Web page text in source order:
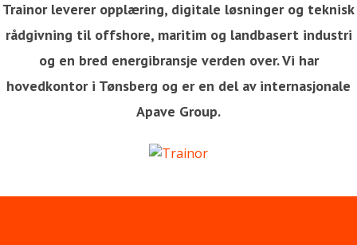
Trainor leverer opplæring, digitale løsninger og teknisk
rådgivning til offshore, maritim og landbasert industri
og en bred energibransje verden over. Vi har
hovedkontor i Tønsberg og er en del av internasjonale
Apave Group.